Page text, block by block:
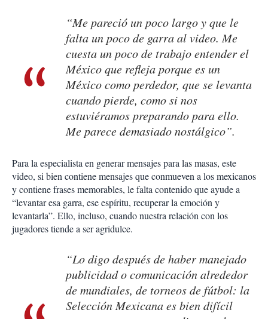
“Me pareció un poco largo y que le
falta un poco de garra al video. Me
cuesta un poco de trabajo entender el
México que refleja porque es un
México como perdedor, que se levanta
cuando pierde, como si nos
estuviéramos preparando para ello.
Me parece demasiado nostálgico”.
Para la especialista en generar mensajes para las masas, este
video, si bien contiene mensajes que conmueven a los mexicanos
y contiene frases memorables, le falta contenido que ayude a
“levantar esa garra, ese espíritu, recuperar la emoción y
levantarla”. Ello, incluso, cuando nuestra relación con los
jugadores tiende a ser agridulce.
“Lo digo después de haber manejado
publicidad o comunicación alrededor
de mundiales, de torneos de fútbol: la
Selección Mexicana es bien difícil